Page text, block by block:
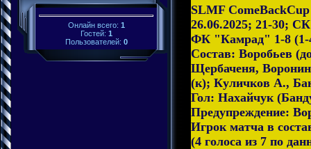
Онлайн всего: 1
Гостей: 1
Пользователей: 0
SLMF
26.06.2025; 21-30;
ФК "Камрад" 1-8 (1-
Состав: Воробьев
Щербаченя,
(к); Куличков А.,
Гол: Нахайчук
Предупреждение:
Игрок матча в
(4 голоса из 7 по